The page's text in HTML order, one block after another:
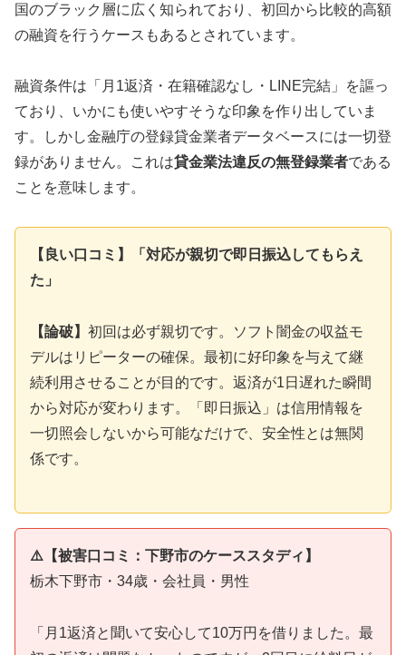
国のブラック層に広く知られており、初回から比較的高額
の融資を行うケースもあるとされています。
融資条件は「月1返済・在籍確認なし・LINE完結」を謳っ
ており、いかにも使いやすそうな印象を作り出していま
す。しかし金融庁の登録貸金業者データベースには一切登
録がありません。これは貸金業法違反の無登録業者である
ことを意味します。
【良い口コミ】「対応が親切で即日振込してもらえ
た」
【論破】 初回は必ず親切です。ソフト闇金の収益モ
デルはリピーターの確保。最初に好印象を与えて継
続利用させることが目的です。返済が1日遅れた瞬間
から対応が変わります。「即日振込」は信用情報を
一切照会しないから可能なだけで、安全性とは無関
係です。
⚠️【被害口コミ：下野市のケーススタディ】
栃木下野市・34歳・会社員・男性
「月1返済と聞いて安心して10万円を借りました。最